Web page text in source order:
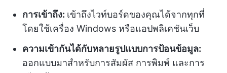
การเข้าถึง: เข้าถึงไวท์บอร์ดของคุณได้จากทุกที่
โดยใช้เครื่อง Windows หรือแอปพลิเคชันเว็บ
ความเข้ากันได้กับหลายรูปแบบการป้อนข้อมูล:
ออกแบบมาสำหรับการสัมผัส การพิมพ์ และการ